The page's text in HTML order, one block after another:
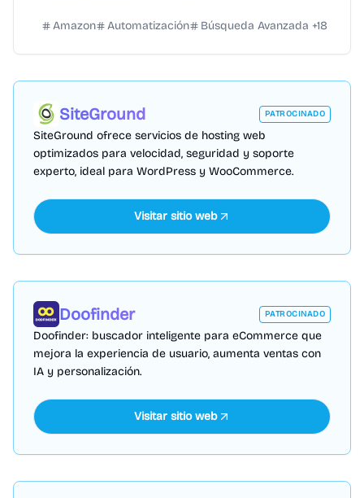
Amazon Automatización Búsqueda Avanzada +18
SiteGround PATROCINADO
SiteGround ofrece servicios de hosting web
optimizados para velocidad, seguridad y soporte
experto, ideal para WordPress y WooCommerce.
Visitar sitio web
Doofinder PATROCINADO
Doofinder: buscador inteligente para eCommerce que
mejora la experiencia de usuario, aumenta ventas con
IA y personalización.
Visitar sitio web